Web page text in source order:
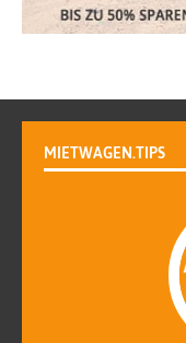
MIETWAGEN.TIPS